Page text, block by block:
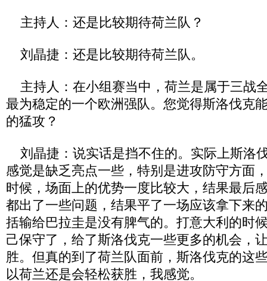
主持人：还是比较期待荷兰队？
刘晶捷：还是比较期待荷兰队。
主持人：在小组赛当中，荷兰是属于三战
最为稳定的一个欧洲强队。您觉得斯洛伐克
的猛攻？
刘晶捷：说实话是挡不住的。实际上斯洛
感觉是缺乏亮点一些，特别是进攻防守方面
时候，场面上的优势一度比较大，结果最后
都出了一些问题，结果平了一场应该拿下来
括输给巴拉圭是没有脾气的。打意大利的时
己保守了，给了斯洛伐克一些更多的机会，
胜。但真的到了荷兰队面前，斯洛伐克的这
以荷兰还是会轻松获胜，我感觉。